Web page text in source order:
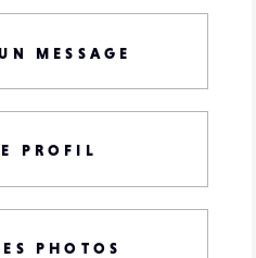
MESSAGE
PROFIL
PHOTOS